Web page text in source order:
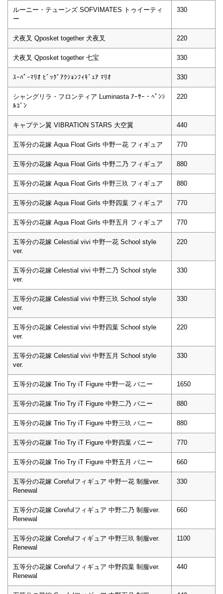
ルーニー・テューンズ SOFVIMATES トゥイーティ
ー
330
犬夜叉 Qposket together 犬夜叉 220
犬夜叉 Qposket together 七宝 330
ｽｰﾊﾟｰﾏﾘｵ ﾋﾞｯｸﾞｱｸｼｮﾝﾌｨｷﾞｭｱ ﾏﾘｵ 330
シャングリラ・フロンティア Luminasta ｱｰｻｰ・ﾍﾟﾝｼ
ﾙｺﾞﾝ
220
キャプテン翼 VIBRATION STARS 大空翼 440
五等分の花嫁 Aqua Float Girls 中野一花 フィギュア 770
五等分の花嫁 Aqua Float Girls 中野二乃 フィギュア 880
五等分の花嫁 Aqua Float Girls 中野三玖 フィギュア 880
五等分の花嫁 Aqua Float Girls 中野四葉 フィギュア 770
五等分の花嫁 Aqua Float Girls 中野五月 フィギュア 770
五等分の花嫁 Celestial vivi 中野一花 School style
ver.
220
五等分の花嫁 Celestial vivi 中野二乃 School style
ver.
330
五等分の花嫁 Celestial vivi 中野三玖 School style
ver.
330
五等分の花嫁 Celestial vivi 中野四葉 School style
ver.
220
五等分の花嫁 Celestial vivi 中野五月 School style
ver.
330
五等分の花嫁 Trio Try iT Figure 中野一花 バニー 1650
五等分の花嫁 Trio Try iT Figure 中野二乃 バニー 880
五等分の花嫁 Trio Try iT Figure 中野三玖 バニー 880
五等分の花嫁 Trio Try iT Figure 中野四葉 バニー 770
五等分の花嫁 Trio Try iT Figure 中野五月 バニー 660
五等分の花嫁 Corefulフィギュア 中野一花 制服ver.
Renewal
330
五等分の花嫁 Corefulフィギュア 中野二乃 制服ver.
Renewal
660
五等分の花嫁 Corefulフィギュア 中野三玖 制服ver.
Renewal
1100
五等分の花嫁 Corefulフィギュア 中野四葉 制服ver.
Renewal
440